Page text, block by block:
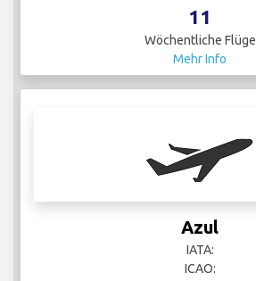
11
Wöchentliche Flüge
Mehr Info
Azul
IATA:
ICAO: